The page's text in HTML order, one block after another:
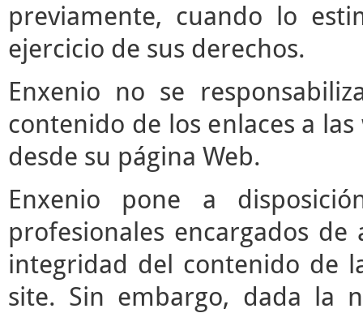
previamente, cuando lo
ejercicio de sus derechos.
Enxenio no se
contenido de los enlaces a
desde su página Web.
Enxenio pone a
profesionales encargados
integridad del contenido de
site. Sin embargo, dada la